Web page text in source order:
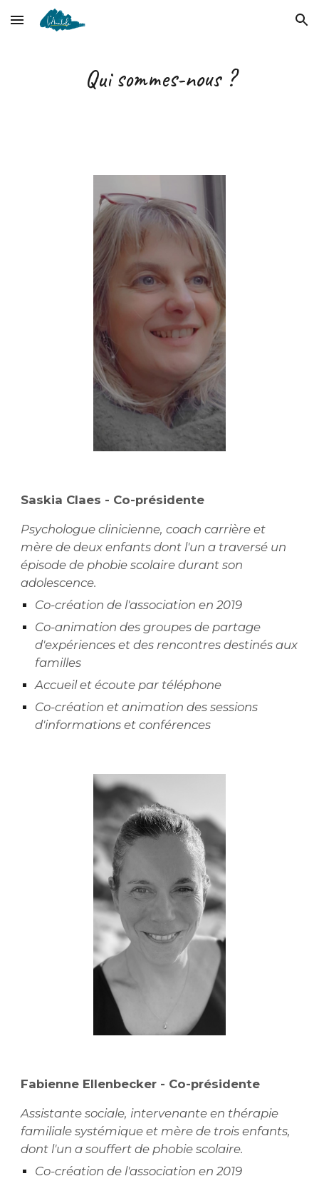
Skip to main content Skip to navigation
Qui sommes-nous ?
Saskia Claes - Co-présidente
Psychologue clinicienne, coach carrière et
mère de deux enfants dont l'un a traversé un
épisode de phobie scolaire durant son
adolescence.
Co-création de l'association en 2019
Co-animation des groupes de partage
d'expériences et des rencontres destinés aux
familles
Accueil et écoute par téléphone
Co-création et animation des sessions
d'informations et conférences
Fabienne Ellenbecker - Co-présidente
Assistante sociale, intervenante en thérapie
familiale systémique et mère de trois enfants,
dont l'un a souffert dephobie scolaire.
Co-création de l'association en 2019